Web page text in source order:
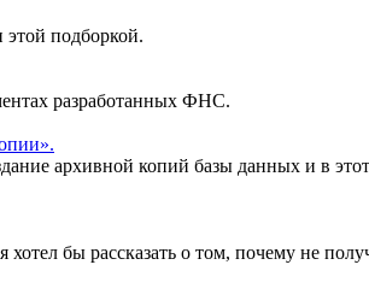
подборкой.
разработанных ФНС.
архивной копий базы данных и в
бы рассказать о том, почему не